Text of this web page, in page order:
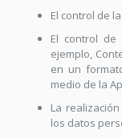
El control de
El control
ejemplo,
en un
medio de la
La
los datos